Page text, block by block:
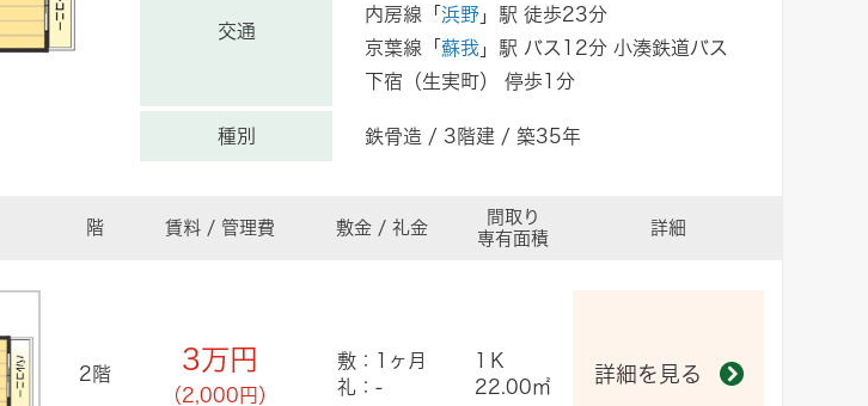
交通
内房線「 浜野 」駅 徒歩23分
京葉線「 蘇我 」駅 バス12分 小湊鉄道バス
下宿（生実町） 停歩1分
種別 鉄骨造 / 3階建 / 築35年
階 賃料 / 管理費 敷金 / 礼金
間取り
専有面積
詳細
2階 3万円
（2,000円）
敷：1ヶ月
礼：-
1Ｋ
22.00㎡
詳細を見る